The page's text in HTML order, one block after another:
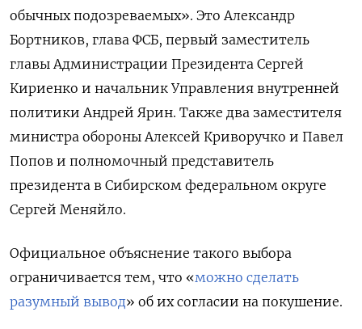
обычных подозреваемых». Это Александр
Бортников, глава ФСБ, первый заместитель
главы Администрации Президента Сергей
Кириенко и начальник Управления внутренней
политики Андрей Ярин. Также два заместителя
министра обороны Алексей Криворучко и Павел
Попов и полномочный представитель
президента в Сибирском федеральном округе
Сергей Меняйло.
Официальное объяснение такого выбора
ограничивается тем, что «можно сделать
разумный вывод» об их согласии на покушение.